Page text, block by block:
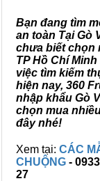
Bạn đang tìm
an toàn Tại Gò
chưa biết chọn
TP Hồ Chí
việc tìm kiếm
hiện nay, 360
nhập khẩu Gò
chọn mua
đây nhé!
Xem tại: CÁC
CHUỘNG -
27